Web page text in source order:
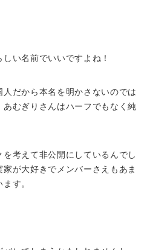
い名前でいいですよね！
だから本名を明かさないのでは
むぎりさんはハーフでもなく純
考えて非公開にしているんでし
が大好きでメンバーさえもあま
す。